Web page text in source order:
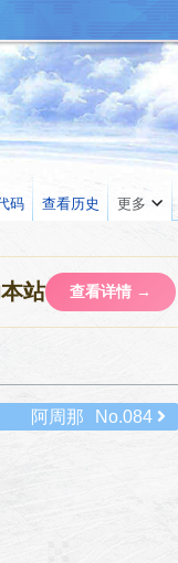
站 查看详情 →
No.084
阿周那
码 查看历史 更多